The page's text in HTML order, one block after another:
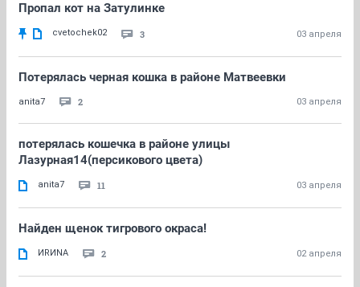
Пропал кот на Затулинке
cvetochek02 3 03 апреля
Потерялась черная кошка в районе Матвеевки
anita7 2 03 апреля
потерялась кошечка в районе улицы
Лазурная14(персикового цвета)
anita7 11 03 апреля
Найден щенок тигрового окраса!
ИRИNА 2 02 апреля